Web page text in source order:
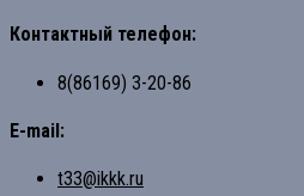
Контактный телефон:
8(86169) 3-20-86
E-mail:
t33@ikkk.ru